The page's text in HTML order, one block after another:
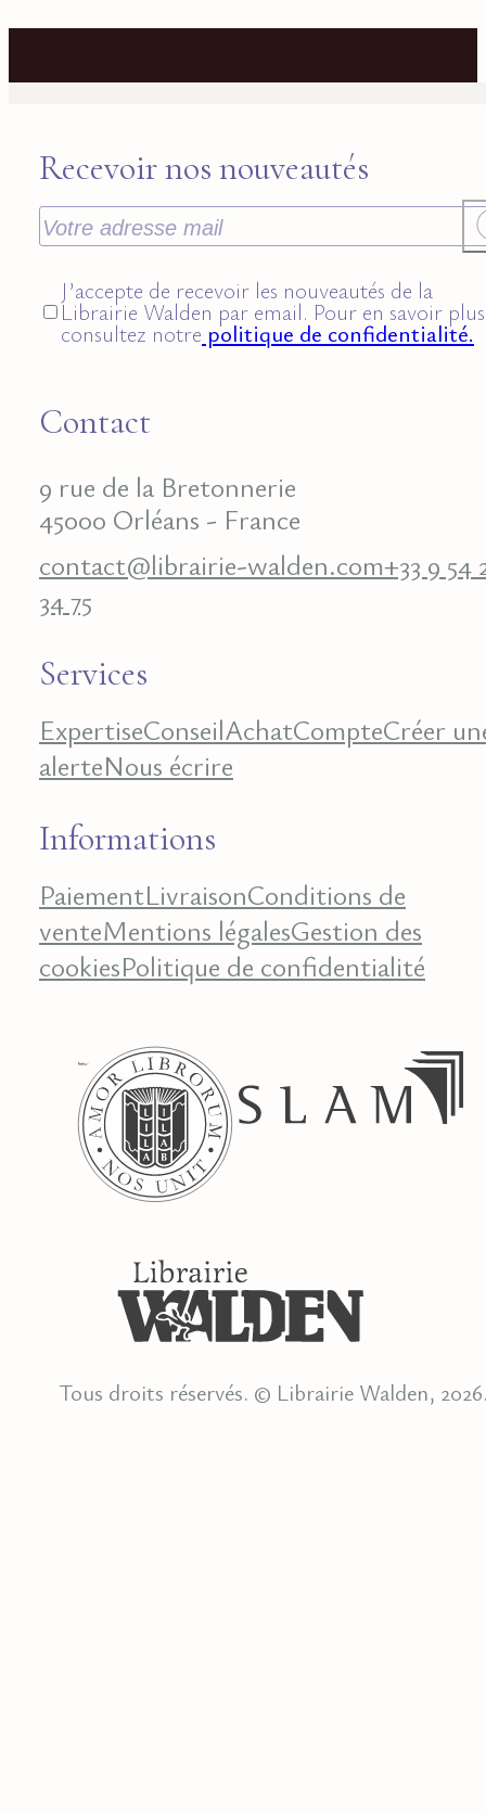
Recevoir nos nouveautés
J’accepte de recevoir les nouveautés de la
Librairie Walden par email. Pour en savoir
consultez notre politique de confidentialité.
Contact
9 rue de la Bretonnerie
45000 Orléans - France
contact@librairie-walden.com+33 9 54
34 75
Services
ExpertiseConseilAchatCompteCréer
alerteNous écrire
Informations
PaiementLivraisonConditions de
venteMentions légalesGestion des
cookiesPolitique de confidentialité
Tous droits réservés. © Librairie Walden,